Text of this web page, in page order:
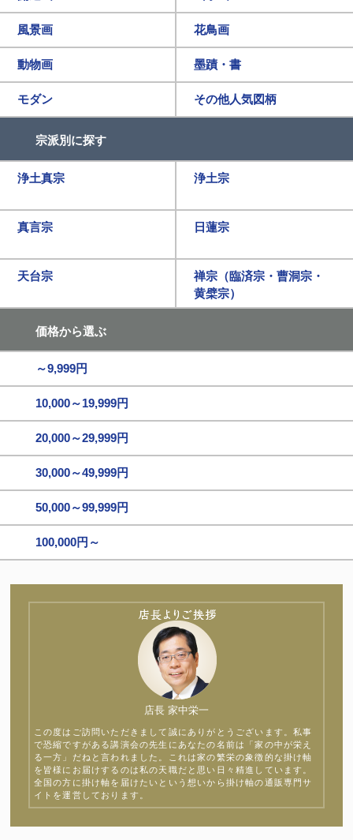
風景画 花鳥画
動物画 墨蹟・書
モダン その他人気図柄
宗派別に探す
浄土真宗 浄土宗
真言宗 日蓮宗
天台宗
禅宗（臨済宗・曹洞宗・
黄檗宗）
価格から選ぶ
～9,999円
10,000～19,999円
20,000～29,999円
30,000～49,999円
50,000～99,999円
100,000円～
店長 家中栄一
この度はご訪問いただきまして誠にありがとうございます。私事
で恐縮ですがある講演会の先生にあなたの名前は「家の中が栄え
る一方」だねと言われました。これは家の繁栄の象徴的な掛け軸
を皆様にお届けするのは私の天職だと思い日々精進しています。
全国の方に掛け軸を届けたいという想いから掛け軸の通販専門サ
イトを運営しております。